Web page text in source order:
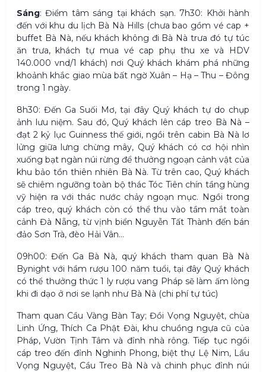
Sáng: Điểm tâm sáng tại khách sạn. 7h30: Khởi hành
đến với khu du lịch Bà Nà Hills (chưa bao gồm vé cap +
buffet Bà Nà, nếu khách không đi Bà Nà trưa đó tự túc
ăn trưa, khách tự mua vé cap phụ thu xe và HDV
140.000 vnd/1 khách) nơi Quý khách khám phá những
khoảnh khắc giao mùa bất ngờ Xuân – Hạ – Thu – Đông
trong 1 ngày.
8h30: Đến Ga Suối Mơ, tại đây Quý khách tự do chụp
ảnh lưu niệm. Sau đó, Quý khách lên cáp treo Bà Nà –
đạt 2 kỷ lục Guinness thế giới, ngồi trên cabin Bà Nà lơ
lửng giữa lưng chừng mây, Quý khách có cơ hội nhìn
xuống bạt ngàn núi rừng để thưởng ngoạn cảnh vật của
khu bảo tồn thiên nhiên Bà Nà. Từ trên cao, Quý khách
sẽ chiêm ngưỡng toàn bộ thác Tóc Tiên chín tầng hùng
vỹ hiện ra với thác nước chảy ngoạn mục. Ngồi trong
cáp treo, quý khách còn có thể thu vào tầm mắt toàn
cảnh Đà Nẵng, từ vịnh biển Nguyễn Tất Thành đến bán
đảo Sơn Trà, đèo Hải Vân…
09h00: Đến Ga Bà Nà, quý khách tham quan Bà Nà
Bynight với hầm rượu 100 năm tuổi, tại đây Quý khách
có thể thưởng thức 1 ly rượu vang Pháp sẽ làm ấm lòng
khi đi dạo ở nơi se lạnh như Bà Nà (chi phí tự túc)
Tham quan Cầu Vàng Bàn Tay; Đồi Vọng Nguyệt, chùa
Linh Ứng, Thích Ca Phật Đài, khu chuồng ngựa cũ của
Pháp, Vườn Tịnh Tâm và đỉnh nhà rông. Tiếp tục ngồi
cáp treo đến đỉnh Nghinh Phong, biệt thự Lệ Nim, Lầu
Vọng Nguyệt, Cầu Treo Bà Nà và chinh phục đỉnh núi